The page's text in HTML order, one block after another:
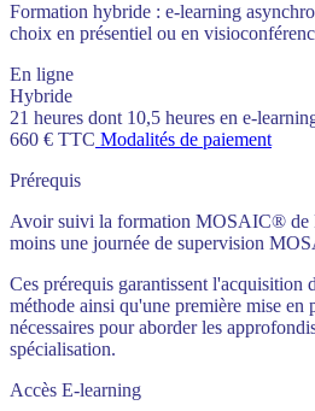
Formation hybride : e-learning
choix en présentiel ou en
En ligne
Hybride
21 heures dont 10,5 heures en e-
660 € TTC Modalités de paiement
Prérequis
Avoir suivi la formation MOSAIC® de
moins une journée de supervision
Ces prérequis garantissent l'acquisition
méthode ainsi qu'une première mise en
nécessaires pour aborder les
spécialisation.
Accès E-learning